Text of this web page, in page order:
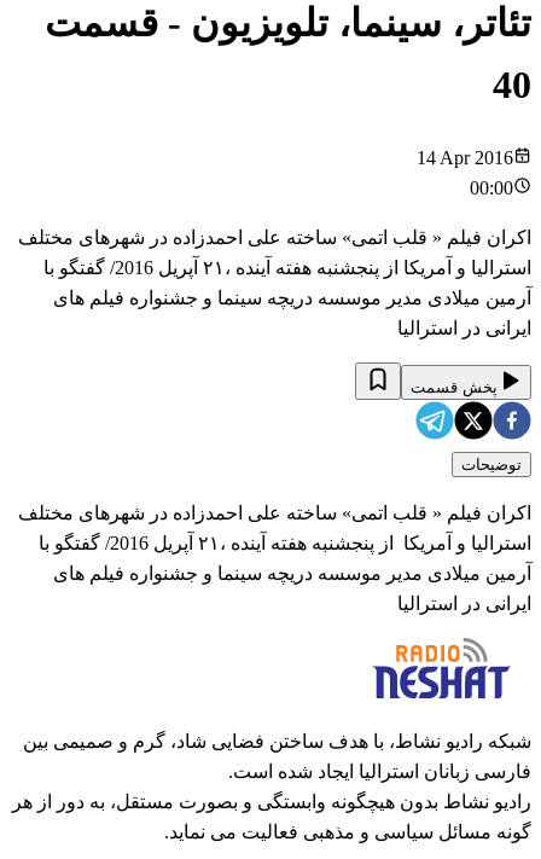
تئاتر، سینما، تلویزیون - قسمت
40
14 Apr 2016
00:00
اکران فیلم « قلب اتمی» ساخته علی احمدزاده در شهرهای مختلف
استرالیا و آمریکا از پنجشنبه هفته آینده ،۲۱ آپریل 2016/ گفتگو با
آرمین میلادی مدیر موسسه دریچه سینما و جشنواره فیلم های
ایرانی در استرالیا
پخش قسمت
توضیحات
اکران فیلم « قلب اتمی» ساخته علی احمدزاده در شهرهای مختلف
استرالیا و آمریکا از پنجشنبه هفته آینده ،۲۱ آپریل 2016/ گفتگو با
آرمین میلادی مدیر موسسه دریچه سینما و جشنواره فیلم های
ایرانی در استرالیا
شبکه رادیو نشاط، با هدف ساختن فضایی شاد، گرم و صمیمی بین
فارسی زبانان استرالیا ایجاد شده است.
رادیو نشاط بدون هیچگونه وابستگی و بصورت مستقل، به دور از هر
گونه مسائل سیاسی و مذهبی فعالیت می نماید.